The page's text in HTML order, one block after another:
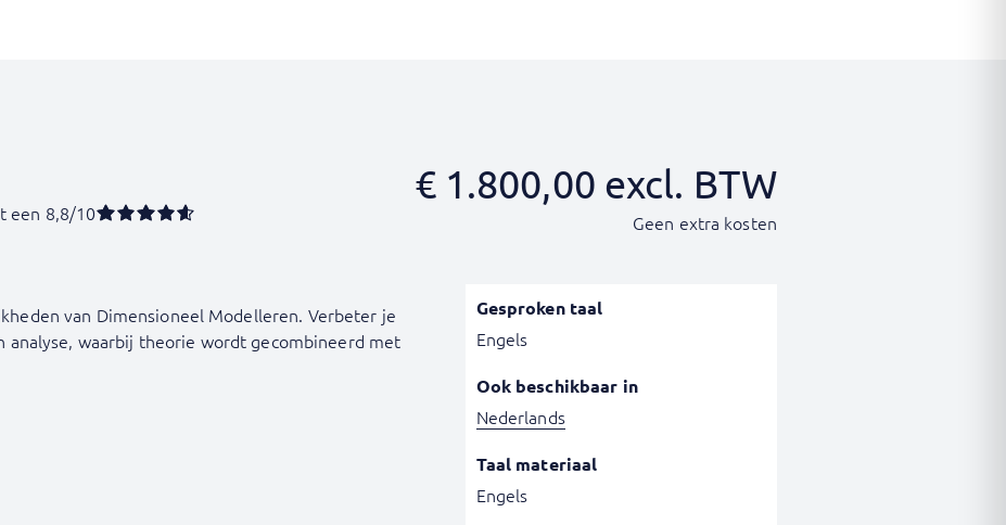
een 8,8/10
€1.800,00 excl. BTW
Geen extra kosten
van Dimensioneel Modelleren. Verbeter je
analyse, waarbij theorie wordt gecombineerd met
Gesproken taal
Engels
Ook beschikbaar in
Nederlands
Taal materiaal
Engels